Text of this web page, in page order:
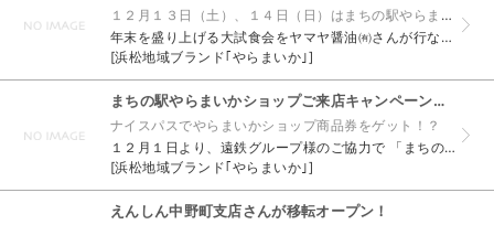
１２月１３日（土）、１４日（日）はまちの駅やらまいかショップへ行こう！
年末を盛り上げる大試食会をヤマヤ醤油㈲さんが行ないます！ イベント①開催時刻：１１時３０分～ 「浜納豆を入れた麻婆豆腐は本当に美味しくなるのか！？」 を検証するための食べ比べ試食会！！ 限定５０...
[浜松地域ブランド｢やらまいか｣]
まちの駅やらまいかショップご来店キャンペーン実施中！！
ナイスパスでやらまいかショップ商品券をゲット！？
１２月１日より、遠鉄グループ様のご協力で 「まちの駅 やらまいかショップご来店キャンペーン」 を実施しています！！ ナイスパスでの遠鉄電車・バスを利用もしくは店内で１点以上お買い上げで、 やらま...
[浜松地域ブランド｢やらまいか｣]
えんしん中野町支店さんが移転オープン！